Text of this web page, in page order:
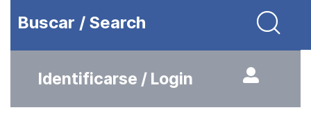
Buscar / Search
Identificarse / Login